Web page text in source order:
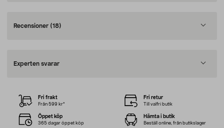
Recensioner (18)
Experten svarar
Fri frakt
Från 599 kr*
Fri retur
Till valfri butik
Öppet köp
365 dagar öppet köp
Hämta i butik
Beställ online, från butikslager